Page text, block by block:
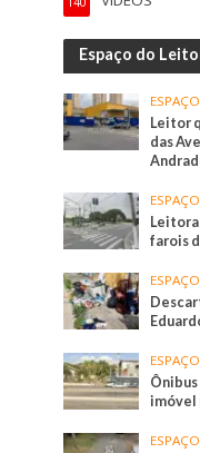
Espaço do
Leitor
das
farois
imóvel